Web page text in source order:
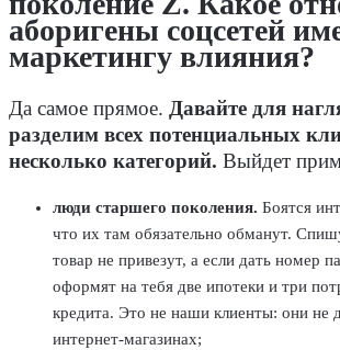
аборигены соцсетей
маркетингу влияния?
Да самое прямое. Давайте для
разделим всех потенциальных
несколько категорий. Выйдет
люди старшего поколения. Боятся
что их там обязательно обманут.
товар не привезут, а если дать номер
оформят на тебя две ипотеки и три
кредита. Это не наши клиенты: они не
интернет-магазинах;